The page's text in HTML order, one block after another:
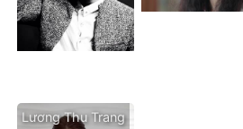
Lương Thu Trang